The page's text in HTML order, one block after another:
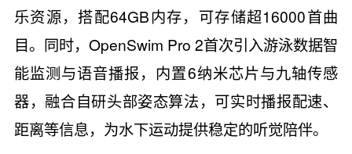
乐资源，搭配64GB内存，可存储超16000首曲
目。同时，OpenSwim Pro 2首次引入游泳数据智
能监测与语音播报，内置6纳米芯片与九轴传感
器，融合自研头部姿态算法，可实时播报配速、
距离等信息，为水下运动提供稳定的听觉陪伴。